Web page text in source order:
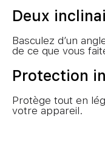
Deux
Basculez d’un
de ce que vous
Protection
Protège tout en
votre appareil.